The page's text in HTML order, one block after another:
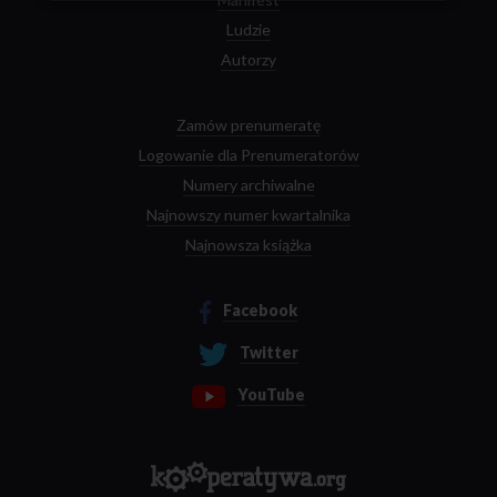
Ludzie
Autorzy
Zamów prenumeratę
Logowanie dla Prenumeratorów
Numery archiwalne
Najnowszy numer kwartalnika
Najnowsza książka
Facebook
Twitter
YouTube